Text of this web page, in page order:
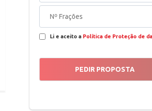
Li e aceito a Política de Proteção de